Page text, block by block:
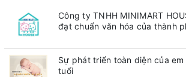
Công ty TNHH MINIMART
đạt chuẩn văn hóa của thành
Sự phát triển toàn diện của
tuổi